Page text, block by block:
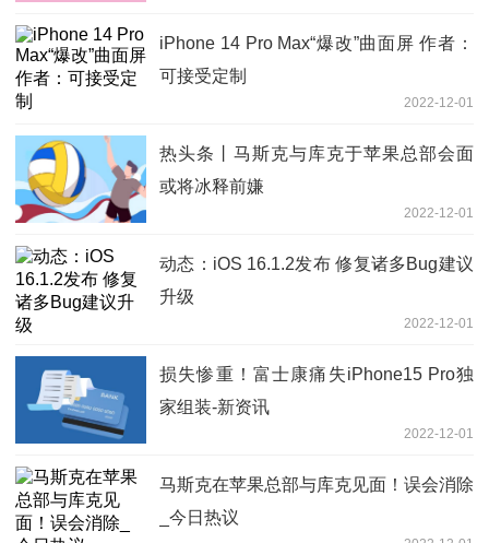
iPhone 14 Pro Max“爆改”曲面屏 作者：
可接受定制
2022-12-01
热头条丨马斯克与库克于苹果总部会面
或将冰释前嫌
2022-12-01
动态：iOS 16.1.2发布 修复诸多Bug建议
升级
2022-12-01
损失惨重！富士康痛失iPhone15 Pro独
家组装-新资讯
2022-12-01
马斯克在苹果总部与库克见面！误会消除
_今日热议